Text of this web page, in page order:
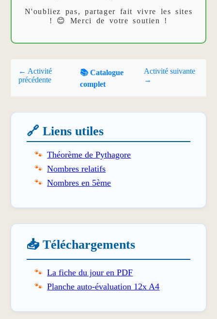
N'oubliez pas, partager fait vivre les sites
! 😊 Merci de votre soutien !
← Activité
précédente
📚 Catalogue
complet
Activité suivante
→
🔗 Liens utiles
Théorème de Pythagore
Nombres relatifs
Nombres en 5ème
📥 Téléchargements
La fiche du jour en PDF
Planche auto-évaluation 12x A4